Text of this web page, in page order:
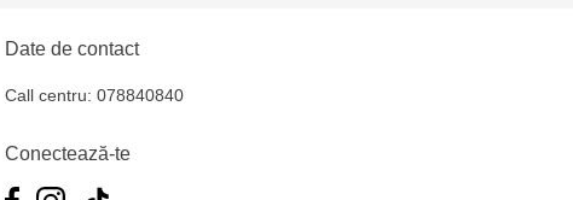
Date de contact
Call centru: 078840840
Conectează-te